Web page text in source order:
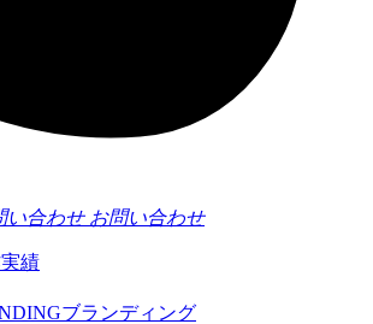
い合わせ お問い合わせ
績
ブランディング